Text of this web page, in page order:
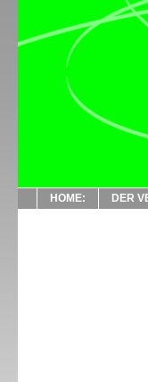
HOME: DER